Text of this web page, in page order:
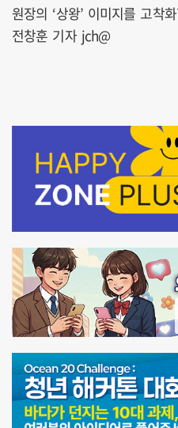
원장의 ‘상왕’ 이미지를 고착
전창훈 기자 jch@